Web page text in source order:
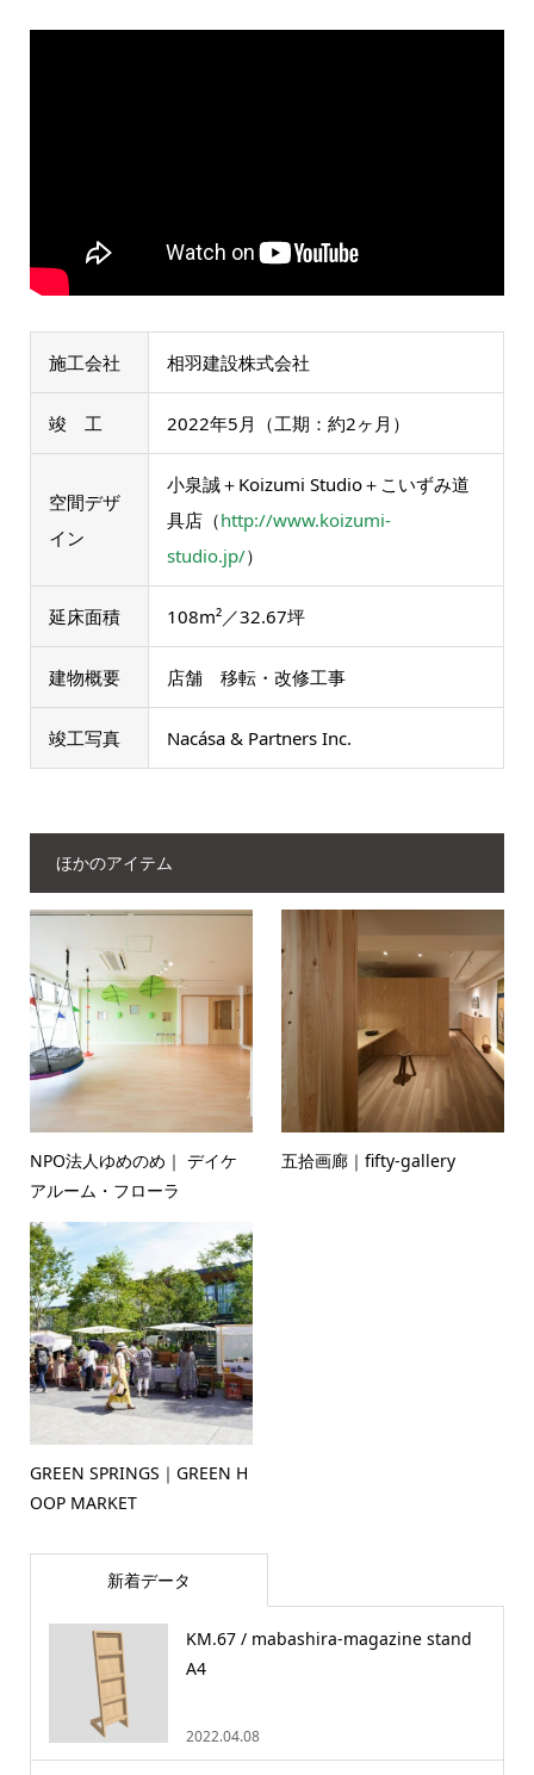
施工会社 相羽建設株式会社
竣 工 2022年5月（工期：約2ヶ月）
空間デザ
イン
小泉誠＋Koizumi Studio＋こいずみ道
具店（http://www.koizumi-
studio.jp/）
延床面積 108m²／32.67坪
建物概要 店舗 移転・改修工事
竣工写真 Nacása & Partners Inc.
ほかのアイテム
NPO法人ゆめのめ｜ デイケ
アルーム・フローラ
五拾画廊｜fifty-gallery
GREEN SPRINGS｜GREEN H
OOP MARKET
新着データ
KM.67 / mabashira-magazine stand
A4
2022.04.08